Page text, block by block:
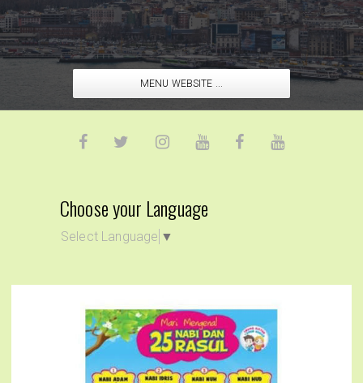
MENU WEBSITE ...
Choose your Language
Select Language ▼